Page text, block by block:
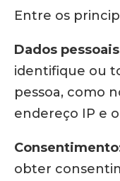
Entre os
Dados
identifique ou
pessoa, como
endereço IP e
obter